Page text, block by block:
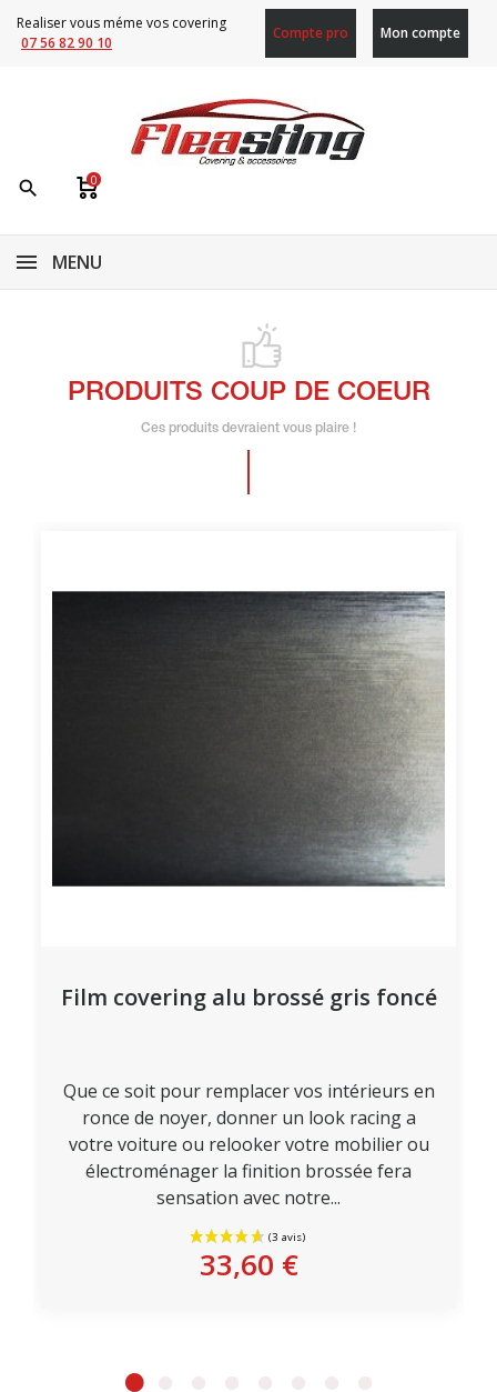
Realiser vous méme vos covering
07 56 82 90 10
Compte pro Mon compte
search 0
MENU
PRODUITS COUP DE COEUR
Ces produits devraient vous plaire !
Personnaliser
Film covering alu brossé gris foncé
Que ce soit pour remplacer vos intérieurs en
ronce de noyer, donner un look racing a
votre voiture ou relooker votre mobilier ou
électroménager la finition brossée fera
sensation avec notre...
33,60 €